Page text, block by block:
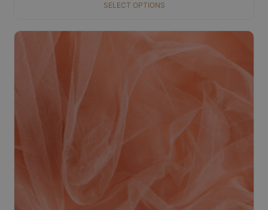
SELECT OPTIONS